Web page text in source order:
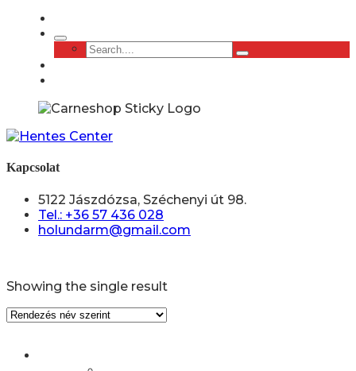
Kapcsolat
5122 Jászdózsa, Széchenyi út 98.
Tel.: +36 57 436 028
holundarm@gmail.com
Showing the single result